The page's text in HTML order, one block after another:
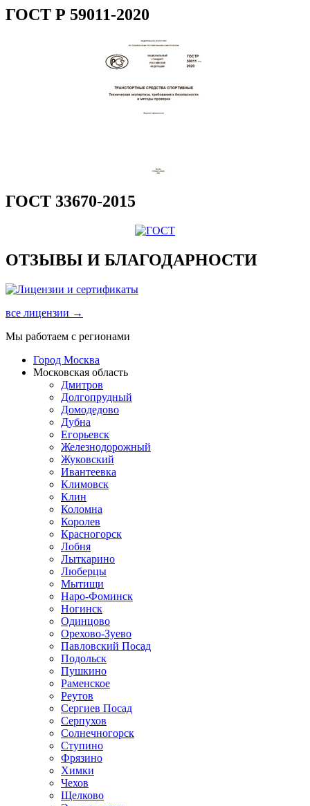
ГОСТ Р 59011-2020
ГОСТ 33670-2015
ОТЗЫВЫ И БЛАГОДАРНОСТИ
все лицензии →
Мы работаем с регионами
Город Москва
Московская область
Дмитров
Долгопрудный
Домодедово
Дубна
Егорьевск
Железнодорожный
Жуковский
Ивантеевка
Климовск
Клин
Коломна
Королев
Красногорск
Лобня
Лыткарино
Люберцы
Мытищи
Наро-Фоминск
Ногинск
Одинцово
Орехово-Зуево
Павловский Посад
Подольск
Пушкино
Раменское
Реутов
Сергиев Посад
Серпухов
Солнечногорск
Ступино
Фрязино
Химки
Чехов
Щелково